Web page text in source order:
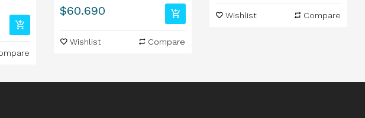
Precio
$60.690
Wishlist Compare
Wishlist Compare